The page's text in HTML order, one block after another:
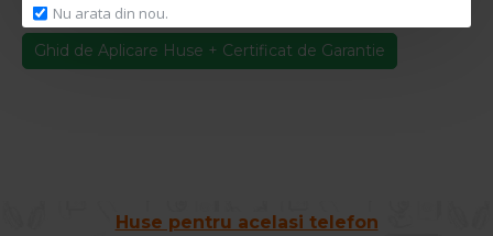
Nu arata din nou.
Descarca
Ghid de Aplicare Huse + Certificat de Garantie
Huse pentru acelasi telefon